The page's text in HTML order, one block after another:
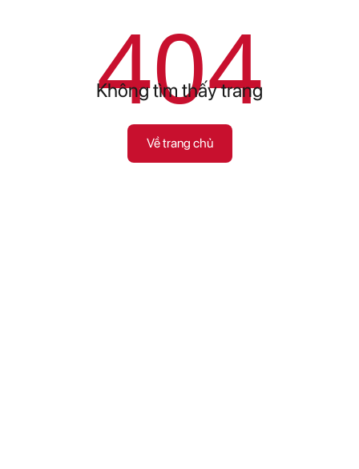
404
Không tìm thấy trang
Về trang chủ